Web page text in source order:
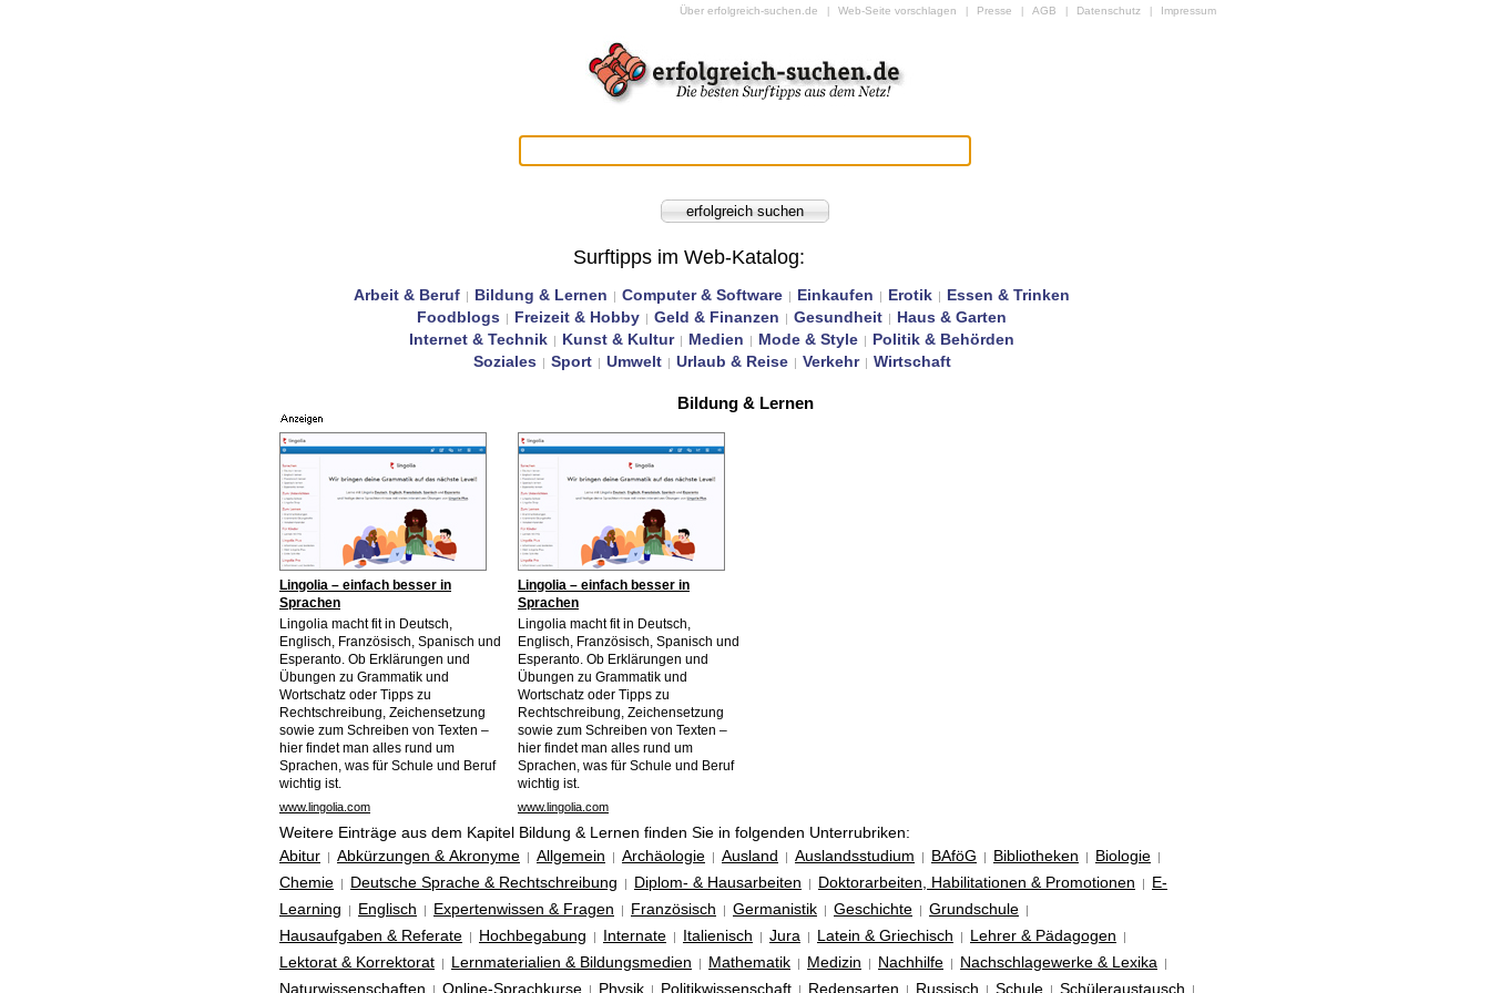
Über erfolgreich-suchen.de Web-Seite vorschlagen Presse AGB Datenschutz Impressum
Surftipps im Web-Katalog:
Arbeit & Beruf | Bildung & Lernen | Computer & Software | Einkaufen | Erotik | Essen & Trinken
Foodblogs | Freizeit & Hobby | Geld & Finanzen | Gesundheit | Haus & Garten
Internet & Technik | Kunst & Kultur | Medien | Mode & Style | Politik & Behörden
Soziales | Sport | Umwelt | Urlaub & Reise | Verkehr | Wirtschaft
Bildung & Lernen
Lingolia – einfach besser in
Sprachen
Lingolia macht fit in Deutsch,
Englisch, Französisch, Spanisch und
Esperanto. Ob Erklärungen und
Übungen zu Grammatik und
Wortschatz oder Tipps zu
Rechtschreibung, Zeichensetzung
sowie zum Schreiben von Texten –
hier findet man alles rund um
Sprachen, was für Schule und Beruf
wichtig ist.
www.lingolia.com
Lingolia – einfach besser in
Sprachen
Lingolia macht fit in Deutsch,
Englisch, Französisch, Spanisch und
Esperanto. Ob Erklärungen und
Übungen zu Grammatik und
Wortschatz oder Tipps zu
Rechtschreibung, Zeichensetzung
sowie zum Schreiben von Texten –
hier findet man alles rund um
Sprachen, was für Schule und Beruf
wichtig ist.
www.lingolia.com
Weitere Einträge aus dem Kapitel Bildung & Lernen finden Sie in folgenden Unterrubriken:
Abitur | Abkürzungen & Akronyme | Allgemein | Archäologie | Ausland | Auslandsstudium | BAföG | Bibliotheken | Biologie |
Chemie | Deutsche Sprache & Rechtschreibung | Diplom- & Hausarbeiten | Doktorarbeiten, Habilitationen & Promotionen | E-
Learning | Englisch | Expertenwissen & Fragen | Französisch | Germanistik | Geschichte | Grundschule |
Hausaufgaben & Referate | Hochbegabung | Internate | Italienisch | Jura | Latein & Griechisch | Lehrer & Pädagogen |
Lektorat & Korrektorat | Lernmaterialien & Bildungsmedien | Mathematik | Medizin | Nachhilfe | Nachschlagewerke & Lexika |
Naturwissenschaften | Online-Sprachkurse | Physik | Politikwissenschaft | Redensarten | Russisch | Schule | Schüleraustausch |